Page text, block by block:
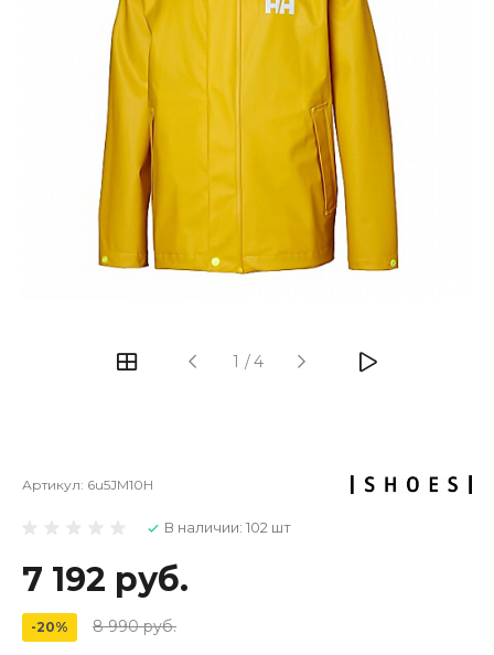
1 /4
Артикул: 6u5JM10H
В наличии: 102 шт
7 192 руб.
-20% 8 990 руб.